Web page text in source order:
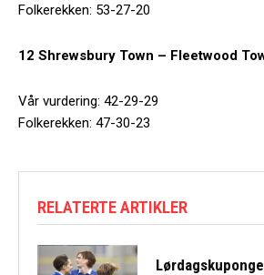
Folkerekken: 53-27-20
12 Shrewsbury Town – Fleetwood
Vår vurdering: 42-29-29
Folkerekken: 47-30-23
RELATERTE ARTIKLER